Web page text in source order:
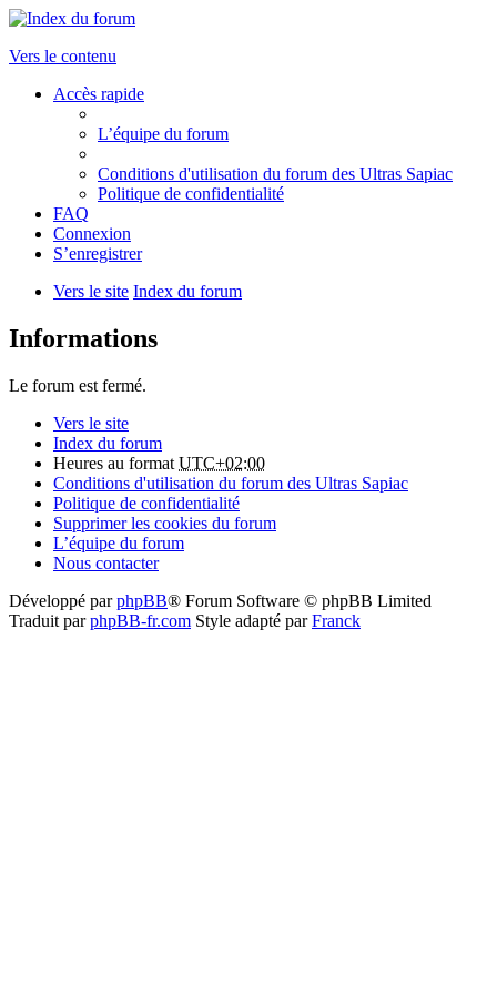
Vers le contenu
Accès rapide
L’équipe du forum
Conditions d'utilisation du forum des Ultras Sapiac
Politique de confidentialité
FAQ
Connexion
S’enregistrer
Vers le site Index du forum
Informations
Le forum est fermé.
Vers le site
Index du forum
Heures au format UTC+02:00
Conditions d'utilisation du forum des Ultras Sapiac
Politique de confidentialité
Supprimer les cookies du forum
L’équipe du forum
Nous contacter
Développé parphpBB® Forum Software © phpBB Limited
Traduit parphpBB-fr.com Style adapté parFranck